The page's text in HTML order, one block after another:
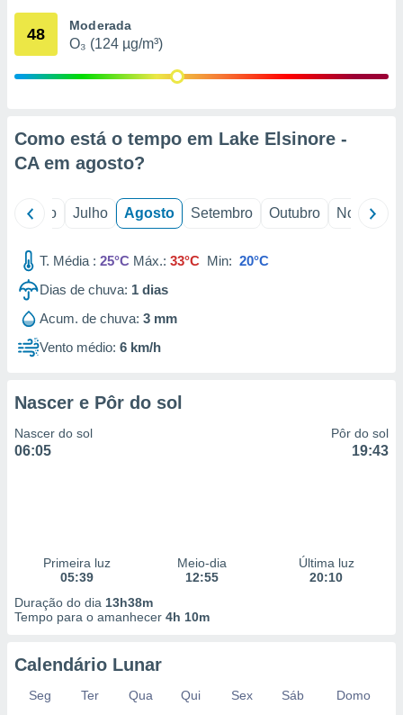
através
1199
48 Moderada
O₃ (124 µg/m³)
Como está o tempo em Lake Elsinore -
CA em agosto?
Junho Julho Agosto Setembro Outubro Novembro
T. Média : 25°C Máx.: 33°C Min: 20°C
Dias de chuva: 1 dias
Acum. de chuva: 3 mm
Vento médio: 6 km/h
Nascer e Pôr do sol
Nascer do sol
06:05
Pôr do sol
19:43
Primeira luz
05:39
Meio-dia
12:55
Última luz
20:10
Duração do dia 13h38m
Tempo para o amanhecer 4h 10m
Calendário Lunar
Seg Ter Qua Qui Sex Sáb
Domo